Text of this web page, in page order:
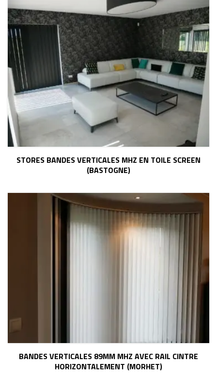
STORES BANDES VERTICALES MHZ EN TOILE SCREEN
(BASTOGNE)
BANDES VERTICALES 89MM MHZ AVEC RAIL CINTRE
HORIZONTALEMENT (MORHET)